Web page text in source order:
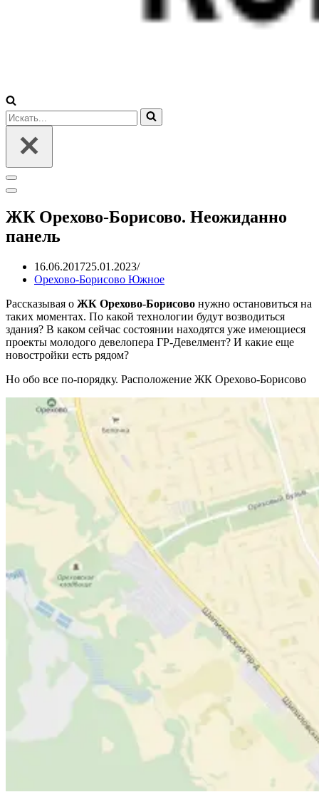
Искать...
Меню
навигации
Меню
ЖК Орехово-Борисово. Неожиданно
панель
16.06.201725.01.2023
Орехово-Борисово Южное
Рассказывая о ЖК Орехово-Борисово нужно остановиться на
таких моментах. По какой технологии будут возводиться
здания? В каком сейчас состоянии находятся уже имеющиеся
проекты молодого девелопера ГР-Девелмент? И какие еще
новостройки есть рядом?
Но обо все по-порядку. Расположение ЖК Орехово-Борисово